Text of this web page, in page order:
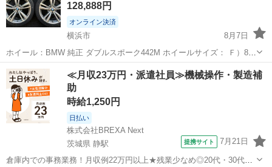
128,888円
オンライン決済
横浜市
8月7日
ホイール：BMW 純正 ダブルスポーク442M ホイールサイズ： Ｆ）8J-
19インチ オフセット36 R）8.5J‐19インチ オフセット47 ＰＣＤ：120
－5Ｈ 3シリーズ、4シリーズのMスポー...
神奈川 横浜市 タイヤ、ホイール スポーク
≪月収23万円・派遣社員≫機械操作・製造補
助
時給1,250円
日払い
株式会社BREXA Next
茨城県 静駅
提携サイト 7月21日
倉庫内での事務業務！月収例22万円以上★残業少なめ◎20代・30代・